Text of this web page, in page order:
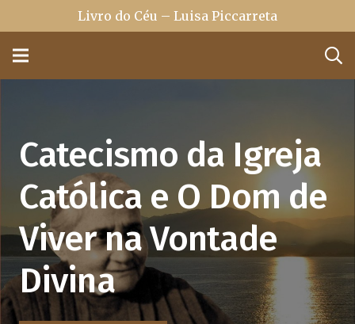
Livro do Céu – Luisa Piccarreta
Catecismo da Igreja
Católica e O Dom de
Viver na Vontade
Divina